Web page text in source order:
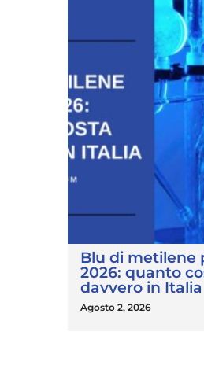
Blu di metilene
2026: quanto
davvero in Italia
Agosto 2, 2026